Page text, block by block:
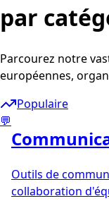
par
Parcourez notre
européennes,
Populaire
💬
Outils de
collaboration